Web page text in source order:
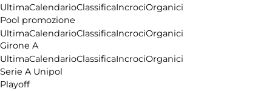
UltimaCalendarioClassificaIncrociOrganici
Pool promozione
UltimaCalendarioClassificaIncrociOrganici
Girone A
UltimaCalendarioClassificaIncrociOrganici
Serie A Unipol
Playoff